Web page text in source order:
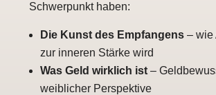
Schwerpunkt haben:
Die Kunst des Empfangens – wie
zur inneren Stärke wird
Was Geld wirklich ist –
weiblicher Perspektive